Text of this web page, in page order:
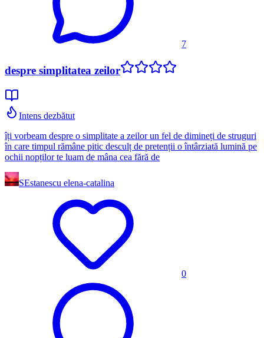
7
despre simplitatea zeilor
Intens dezbătut
îți vorbeam despre o simplitate a zeilor un fel de dimineți de struguri
în care timpul rămâne pitic desculț de pretenții o întârziată lumină pe
ochii nopților te luam de mâna cea fără de
SEstanescu elena-catalina
0